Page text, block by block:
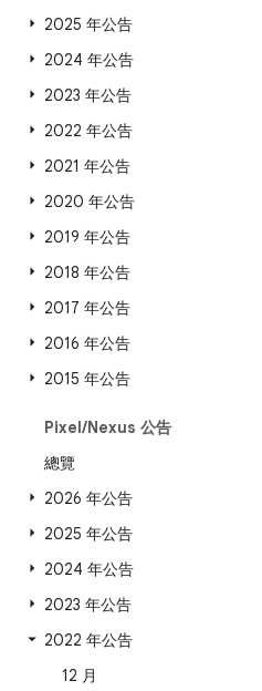
2025 年公告
2024 年公告
2023 年公告
2022 年公告
2021 年公告
2020 年公告
2019 年公告
2018 年公告
2017 年公告
2016 年公告
2015 年公告
Pixel/Nexus 公告
總覽
2026 年公告
2025 年公告
2024 年公告
2023 年公告
2022 年公告
12 月